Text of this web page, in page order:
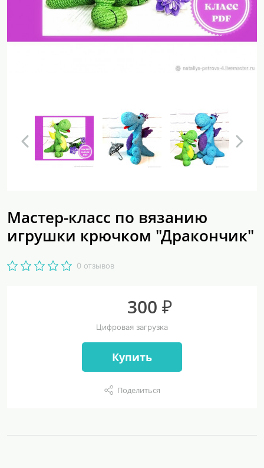
Мастер-класс по вязанию
игрушки крючком "Дракончик"
0 отзывов
300 ₽
Цифровая загрузка
Купить
Поделиться